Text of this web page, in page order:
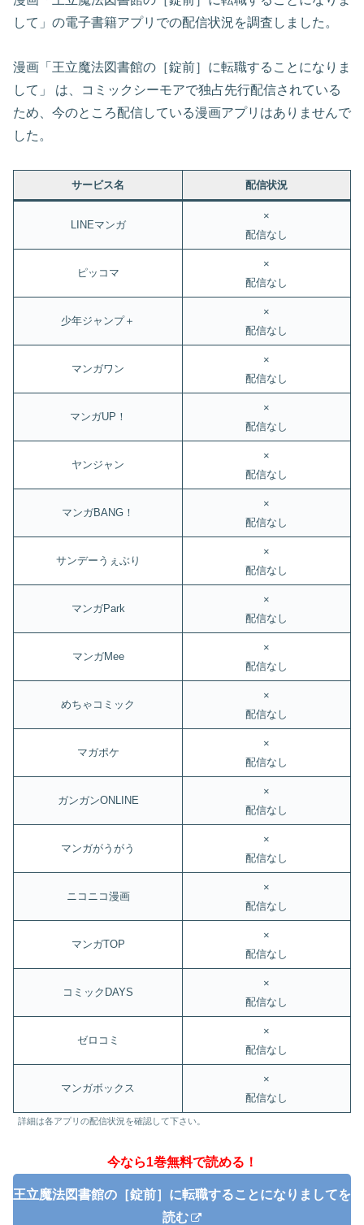
して」の電子書籍アプリでの配信状況を調査しました。
漫画「王立魔法図書館の［錠前］に転職することになりま
して」 は、コミックシーモアで独占先行配信されている
ため、今のところ配信している漫画アプリはありませんで
した。
サービス名 配信状況
LINEマンガ
×
配信なし
ピッコマ
×
配信なし
少年ジャンプ＋
×
配信なし
マンガワン
×
配信なし
マンガUP！
×
配信なし
ヤンジャン
×
配信なし
マンガBANG！
×
配信なし
サンデーうぇぶり
×
配信なし
マンガPark
×
配信なし
マンガMee
×
配信なし
めちゃコミック
×
配信なし
マガポケ
×
配信なし
ガンガンONLINE
×
配信なし
マンガがうがう
×
配信なし
ニコニコ漫画
×
配信なし
マンガTOP
×
配信なし
コミックDAYS
×
配信なし
ゼロコミ
×
配信なし
マンガボックス
×
配信なし
詳細は各アプリの配信状況を確認して下さい。
今なら1巻無料で読める！
王立魔法図書館の［錠前］に転職することになりましてを
読む